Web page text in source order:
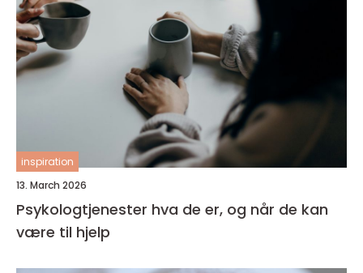
inspiration
13. March 2026
Psykologtjenester hva de er, og når de kan
være til hjelp